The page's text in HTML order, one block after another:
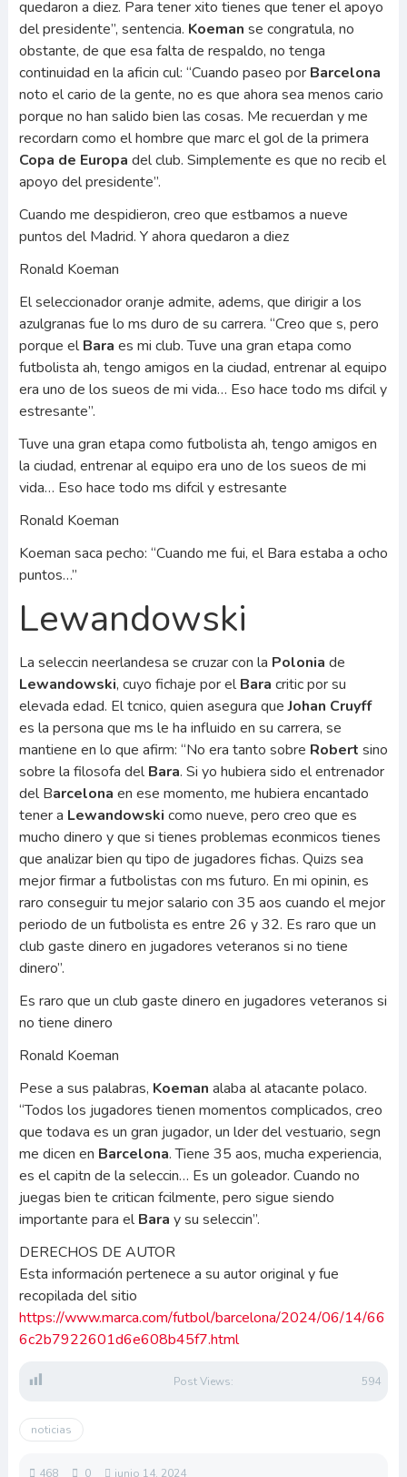
quedaron a diez. Para tener xito tienes que tener el apoyo
del presidente”, sentencia. Koeman se congratula, no
obstante, de que esa falta de respaldo, no tenga
continuidad en la aficin cul: “Cuando paseo porBarcelona
noto el cario de la gente, no es que ahora sea menos cario
porque no han salido bien las cosas. Me recuerdan y me
recordarn como el hombre que marc el gol de la primera
Copa de Europa del club. Simplemente es que no recib el
apoyo del presidente”.
Cuando me despidieron, creo que estbamos a nueve
puntos del Madrid. Y ahora quedaron a diez
Ronald Koeman
El seleccionador oranje admite, adems, que dirigir a los
azulgranas fue lo ms duro de su carrera. “Creo que s, pero
porque elBara es mi club. Tuve una gran etapa como
futbolista ah, tengo amigos en la ciudad, entrenar al equipo
era uno de los sueos de mi vida… Eso hace todo ms difcil y
estresante”.
Tuve una gran etapa como futbolista ah, tengo amigos en
la ciudad, entrenar al equipo era uno de los sueos de mi
vida… Eso hace todo ms difcil y estresante
Ronald Koeman
Koeman saca pecho: “Cuando me fui, el Bara estaba a ocho
puntos…”
Lewandowski
La seleccin neerlandesa se cruzar con la Polonia de
Lewandowski, cuyo fichaje por elBara critic por su
elevada edad. El tcnico, quien asegura queJohan Cruyff
es la persona que ms le ha influido en su carrera, se
mantiene en lo que afirm: “No era tanto sobre Robert sino
sobre la filosofa delBara. Si yo hubiera sido el entrenador
del Barcelona en ese momento, me hubiera encantado
tener a Lewandowski como nueve, pero creo que es
mucho dinero y que si tienes problemas econmicos tienes
que analizar bien qu tipo de jugadores fichas. Quizs sea
mejor firmar a futbolistas con ms futuro. En mi opinin, es
raro conseguir tu mejor salario con 35 aos cuando el mejor
periodo de un futbolista es entre 26 y 32. Es raro que un
club gaste dinero en jugadores veteranos si no tiene
dinero”.
Es raro que un club gaste dinero en jugadores veteranos si
no tiene dinero
Ronald Koeman
Pese a sus palabras, Koeman alaba al atacante polaco.
“Todos los jugadores tienen momentos complicados, creo
que todava es un gran jugador, un lder del vestuario, segn
me dicen en Barcelona. Tiene 35 aos, mucha experiencia,
es el capitn de la seleccin… Es un goleador. Cuando no
juegas bien te critican fcilmente, pero sigue siendo
importante para elBara y su seleccin”.
DERECHOS DE AUTOR
Esta información pertenece a su autor original y fue
recopilada del sitio
https://www.marca.com/futbol/barcelona/2024/06/14/66
6c2b7922601d6e608b45f7.html
Post Views: 594
noticias
468 0 junio 14, 2024